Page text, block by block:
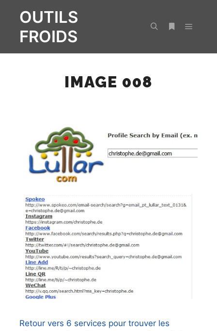
OUTILS
FROIDS
IMAGE 008
Retour vers 6 services pour trouver les